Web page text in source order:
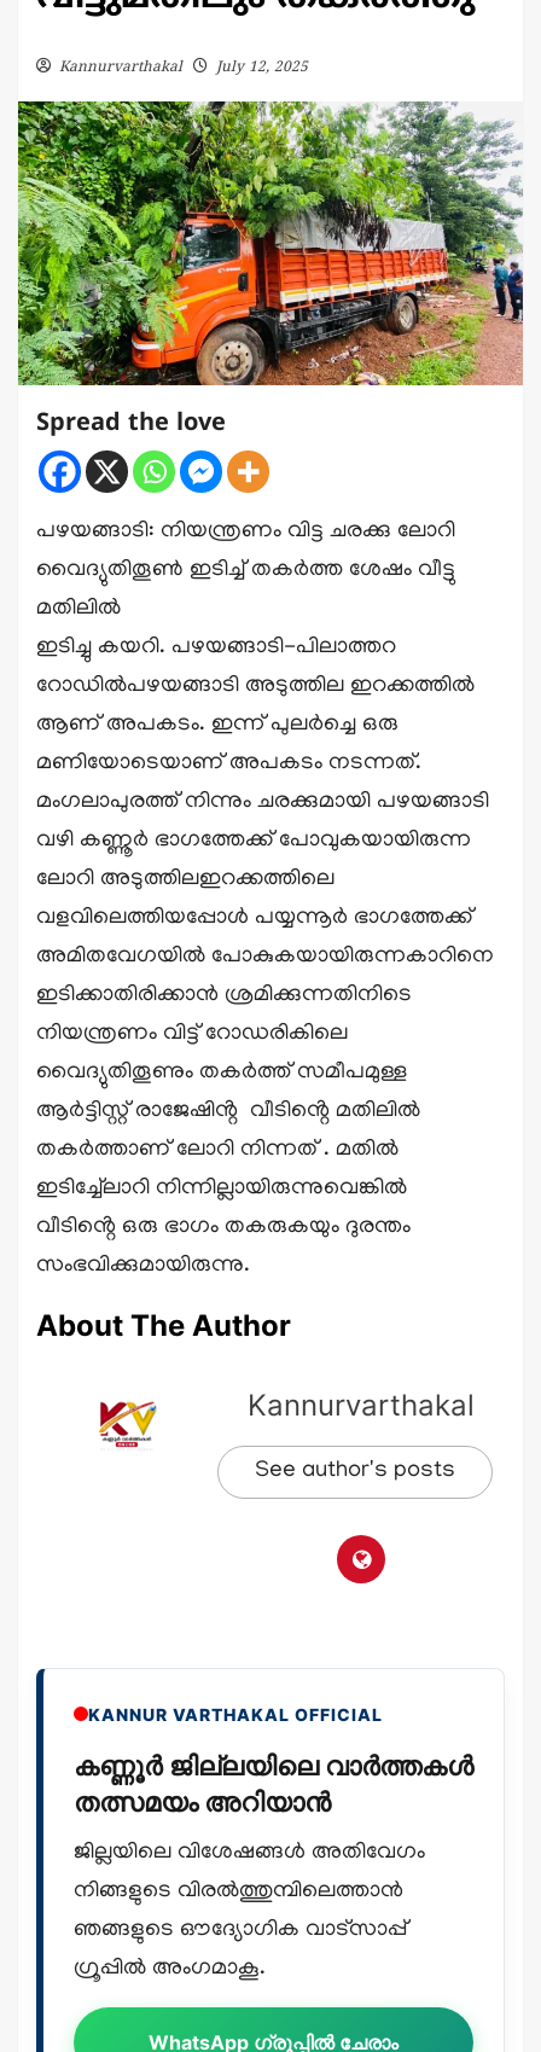
Kannurvarthakal July 12, 2025
Spread the love
പഴയങ്ങാടി: നിയന്ത്രണം വിട്ട ചരക്കു ലോറി
വൈദ്യുതിതൂൺ ഇടിച്ച് തകർത്ത ശേഷം വീട്ടു
മതിലിൽ
ഇടിച്ചു കയറി. പഴയങ്ങാടി-പിലാത്തറ
റോഡിൽപഴയങ്ങാടി അടുത്തില ഇറക്കത്തിൽ
ആണ് അപകടം. ഇന്ന് പുലർച്ചെ ഒരു
മണിയോടെയാണ് അപകടം നടന്നത്.
മംഗലാപുരത്ത് നിന്നും ചരക്കുമായി പഴയങ്ങാടി
വഴി കണ്ണൂർ ഭാഗത്തേക്ക് പോവുകയായിരുന്ന
ലോറി അടുത്തിലഇറക്കത്തിലെ
വളവിലെത്തിയപ്പോൾ പയ്യന്നൂർ ഭാഗത്തേക്ക്
അമിതവേഗയിൽ പോകുകയായിരുന്നകാറിനെ
ഇടിക്കാതിരിക്കാൻ ശ്രമിക്കുന്നതിനിടെ
നിയന്ത്രണം വിട്ട് റോഡരികിലെ
വൈദ്യുതിതൂണും തകർത്ത് സമീപമുള്ള
ആർട്ടിസ്റ്റ് രാജേഷിൻ്റ വീടിൻ്റെ മതിലിൽ
തകർത്താണ് ലോറി നിന്നത് . മതിൽ
ഇടിച്ച്ലോറി നിന്നില്ലായിരുന്നുവെങ്കിൽ
വീടിൻ്റെ ഒരു ഭാഗം തകരുകയും ദുരന്തം
സംഭവിക്കുമായിരുന്നു.
About The Author
Kannurvarthakal
See author's posts
KANNUR VARTHAKAL OFFICIAL
കണ്ണൂർ ജില്ലയിലെ വാർത്തകൾ
തത്സമയം അറിയാൻ
ജില്ലയിലെ വിശേഷങ്ങൾ അതിവേഗം
നിങ്ങളുടെ വിരൽത്തുമ്പിലെത്താൻ
ഞങ്ങളുടെ ഔദ്യോഗിക വാട്സാപ്പ്
ഗ്രൂപ്പിൽ അംഗമാകൂ.
WhatsApp ഗ്രൂപ്പിൽ ചേരാം